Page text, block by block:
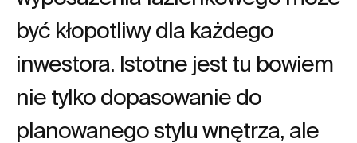
być kłopotliwy dla każdego
inwestora. Istotne jest tu bowiem
nie tylko dopasowanie do
planowanego stylu wnętrza, ale